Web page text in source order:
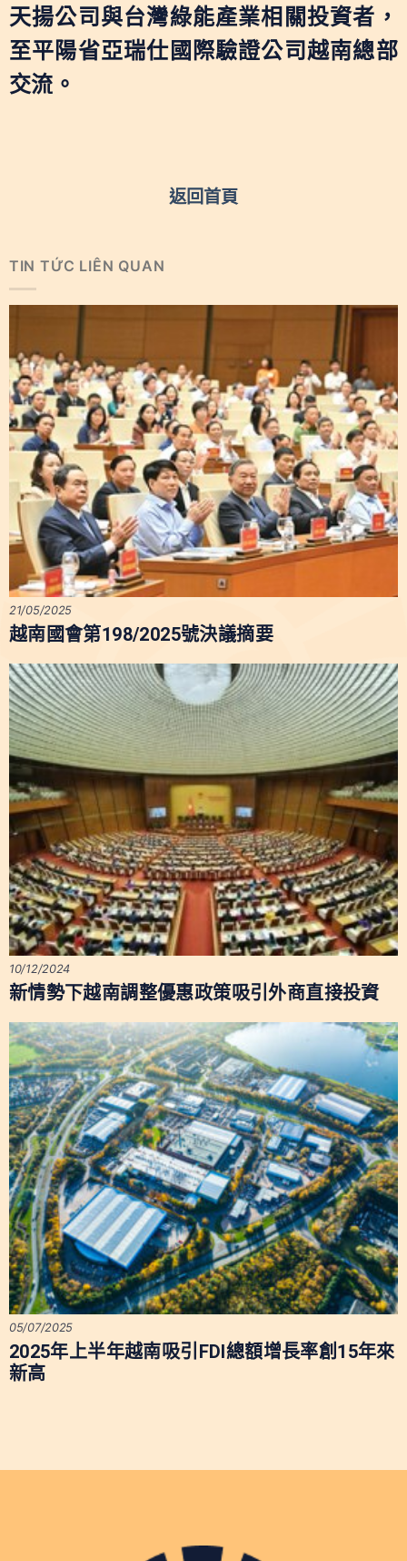
天揚公司與台灣綠能產業相關投資者，
至平陽省亞瑞仕國際驗證公司越南總部
交流。
返回首頁
TIN TỨC LIÊN QUAN
越南國會第198/2025號決議摘要
21/05/2025
新情勢下越南調整優惠政策吸引外商直接投資
10/12/2024
2025年上半年越南吸引FDI總額增長率創15年來
新高
05/07/2025